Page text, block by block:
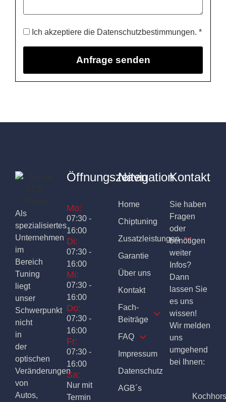
Ich akzeptiere die Datenschutzbestimmungen. *
Als
spezialisiertes
Unternehmen
im
Bereich
Tuning
liegt
unser
Schwerpunkt
nicht
in
der
optischen
Veränderungen
von
Autos,
Öffnungszeiten
Mo:
07:30 -
16:00
Di:
07:30 -
16:00
Mi:
07:30 -
16:00
Do:
07:30 -
16:00
Fr:
07:30 -
16:00
Sa:
Nur mit
Termin
Navigation
Home
Chiptuning
Zusatzleistungen
Garantie
Über uns
Kontakt
Fach-
Beiträge
FAQ
Impressum
Datenschutz
AGB´s
Kontakt
Sie haben
Fragen
oder
benötigen
weiter
Infos?
Dann
lassen Sie
es uns
wissen!
Wir melden
uns
umgehend
bei Ihnen: